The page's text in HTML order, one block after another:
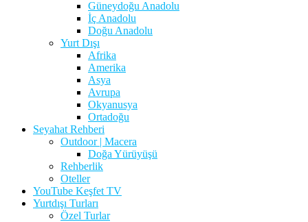
Güneydoğu Anadolu
İç Anadolu
Doğu Anadolu
Yurt Dışı
Afrika
Amerika
Asya
Avrupa
Okyanusya
Ortadoğu
Seyahat Rehberi
Outdoor | Macera
Doğa Yürüyüşü
Rehberlik
Oteller
YouTube Keşfet TV
Yurtdışı Turları
Özel Turlar